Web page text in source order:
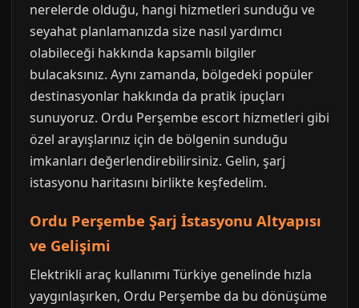
nerelerde olduğu, hangi hizmetleri sunduğu ve
seyahat planlamanızda size nasıl yardımcı
olabileceği hakkında kapsamlı bilgiler
bulacaksınız. Aynı zamanda, bölgedeki popüler
destinasyonlar hakkında da pratik ipuçları
sunuyoruz. Ordu Perşembe escort hizmetleri gibi
özel arayışlarınız için de bölgenin sunduğu
imkanları değerlendirebilirsiniz. Gelin, şarj
istasyonu haritasını birlikte keşfedelim.
Ordu Perşembe Şarj İstasyonu Altyapısı
ve Gelişimi
Elektrikli araç kullanımı Türkiye genelinde hızla
yaygınlaşırken, Ordu Perşembe da bu dönüşüme